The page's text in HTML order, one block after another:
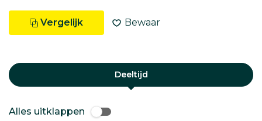
Vergelijk Bewaar
Deeltijd
Alles uitklappen